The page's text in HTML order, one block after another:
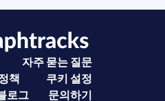
자주 묻는 질문
책
쿠키 설정
로그 문의하기